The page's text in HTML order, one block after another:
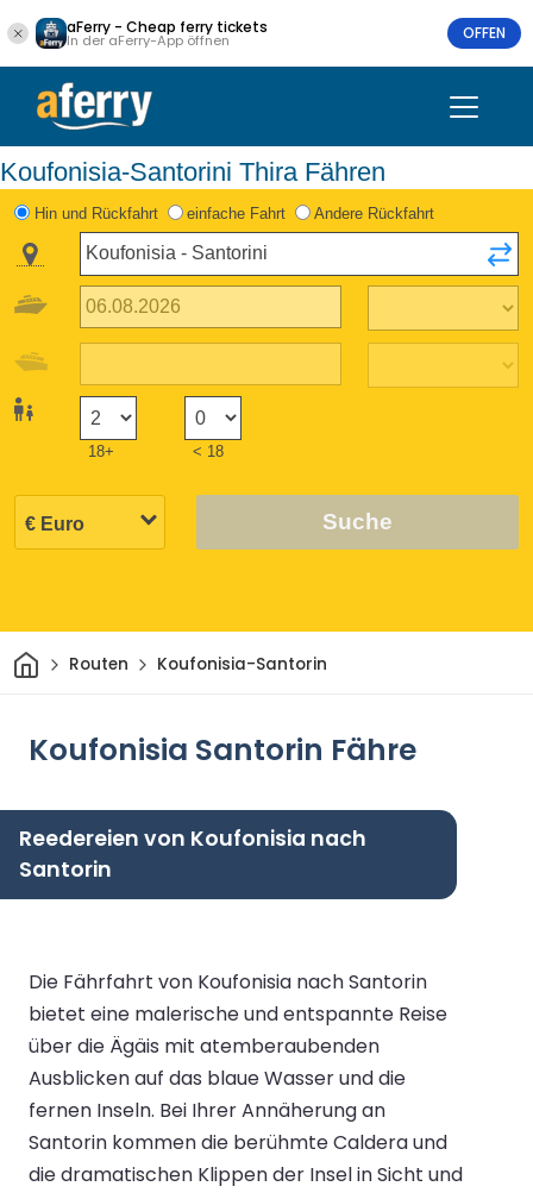
aFerry - Cheap ferry tickets
In der aFerry-App öffnen OFFEN
Koufonisia-Santorini Thira Fähren
Hin und Rückfahrt einfache Fahrt Andere Rückfahrt
18+ < 18
Suche
HeimRouten Koufonisia-Santorin
Koufonisia Santorin Fähre
Reedereien von Koufonisia nach
Santorin
Die Fährfahrt von Koufonisia nach Santorin
bietet eine malerische und entspannte Reise
über die Ägäis mit atemberaubenden
Ausblicken auf das blaue Wasser und die
fernen Inseln. Bei Ihrer Annäherung an
Santorin kommen die berühmte Caldera und
die dramatischen Klippen der Insel in Sicht und